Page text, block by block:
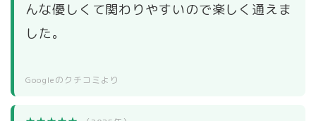
んな優しくて関わりやすいので楽しく通えま
した。
Googleのクチコミより